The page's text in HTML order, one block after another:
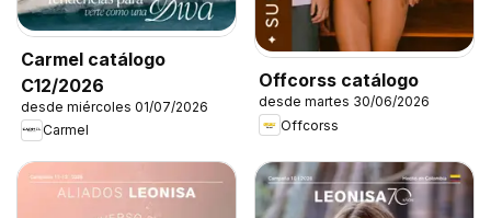
Carmel catálogo
C12/2026
desde miércoles 01/07/2026
Carmel
Offcorss catálogo
desde martes 30/06/2026
Offcorss